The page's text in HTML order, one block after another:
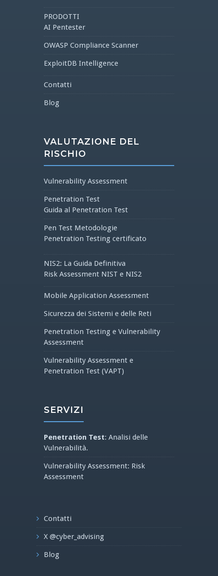
PRODOTTI
AI Pentester
OWASP Compliance Scanner
ExploitDB Intelligence
Contatti
Blog
VALUTAZIONE DEL
RISCHIO
Vulnerability Assessment
Penetration Test
Guida al Penetration Test
Pen Test Metodologie
Penetration Testing certificato
NIS2: La Guida Definitiva
Risk Assessment NIST e NIS2
Mobile Application Assessment
Sicurezza dei Sistemi e delle Reti
Penetration Testing e Vulnerability
Assessment
Vulnerability Assessment e
Penetration Test (VAPT)
SERVIZI
Penetration Test: Analisi delle
Vulnerabilità.
Vulnerability Assessment: Risk
Assessment
Contatti
X @cyber_advising
Blog